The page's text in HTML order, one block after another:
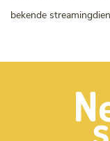
bekende